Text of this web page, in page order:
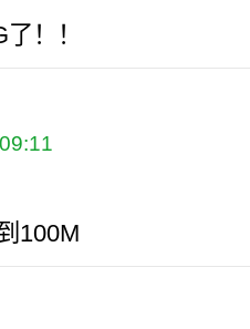
！！
100M